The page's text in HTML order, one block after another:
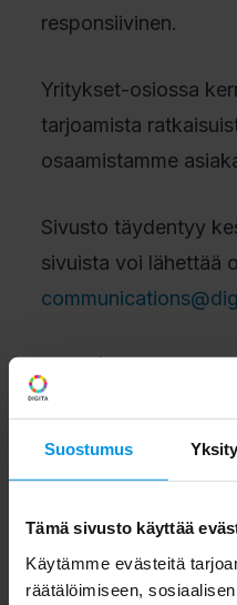
Suostumus
Tämä sivusto käyttää
Käytämme evästeitä
räätälöimiseen,
responsiivinen.
Yritykset-osiossa
tarjoamista
osaamistamme
Sivusto täydentyy
sivuista voi lähettää
Digita/viestintä